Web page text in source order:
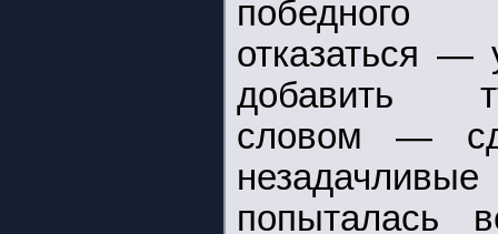
отказаться —
добавить
словом —
попыталась